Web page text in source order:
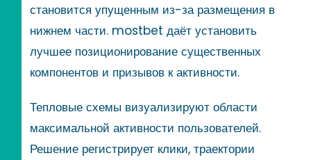
становится упущенным из-за размещения в
нижнем части. mostbet даёт установить
лучшее позиционирование существенных
компонентов и призывов к активности.
Тепловые схемы визуализируют области
максимальной активности пользователей.
Решение регистрирует клики, траектории